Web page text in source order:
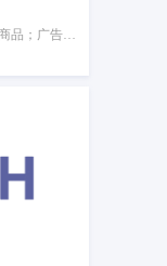
为零售目的在通信媒体上展示商品；广告；特许经营的商业管理；为他人推销；为商品和服务的买卖双方提供在线市场；人事管理咨询；为推销优化搜索引擎；会计；自动售货机出租；药品零售或批发服务